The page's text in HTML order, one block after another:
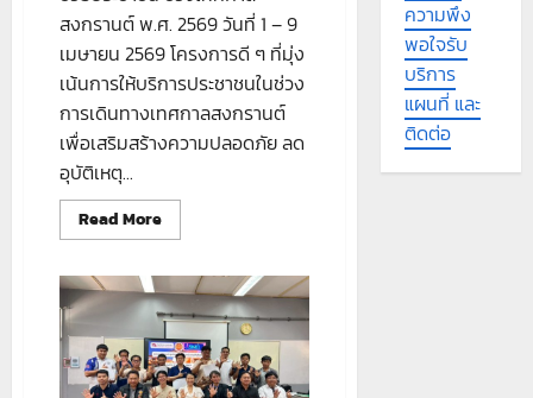
สงกรานต์ พ.ศ. 2569 วันที่ 1 – 9
เมษายน 2569 โครงการดี ๆ ที่มุ่ง
เน้นการให้บริการประชาชนในช่วง
การเดินทางเทศกาลสงกรานต์
เพื่อเสริมสร้างความปลอดภัย ลด
อุบัติเหตุ...
Read MoreRead
more
อาชีวะ
จิต
อาสา
ร่วม
ด้วย
ช่วย
ประชาชน
ความพึง
พอใจรับ
บริการ
แผนที่ และ
ติดต่อ